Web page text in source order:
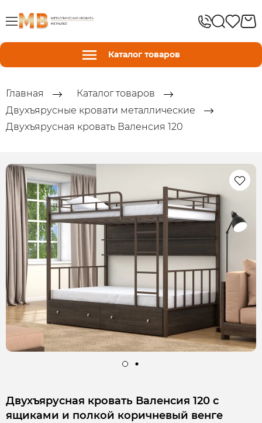
Каталог товаров
Главная
Каталог товаров
Двухъярусные кровати металлические
Двухъярусная кровать Валенсия 120
Двухъярусная кровать Валенсия 120 с
ящиками и полкой коричневый венге